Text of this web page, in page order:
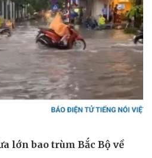
Quân sự - Quốc phòng
Vũ khí
Việt Nam
Phân tích